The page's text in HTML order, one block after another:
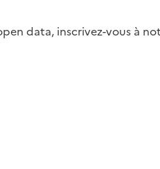
data, inscrivez-vous à